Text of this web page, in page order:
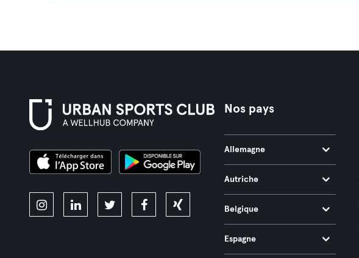
Nos pays
Allemagne
Autriche
Belgique
Espagne